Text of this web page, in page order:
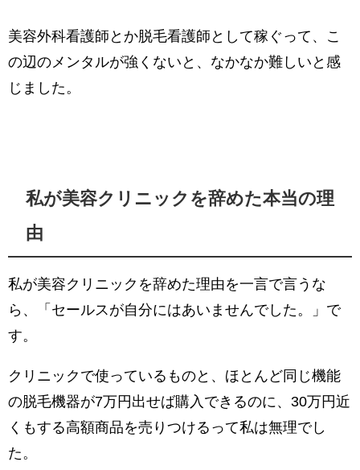
美容外科看護師とか脱毛看護師として稼ぐって、こ
の辺のメンタルが強くないと、なかなか難しいと感
じました。
私が美容クリニックを辞めた本当の理
由
私が美容クリニックを辞めた理由を一言で言うな
ら、「セールスが自分にはあいませんでした。」で
す。
クリニックで使っているものと、ほとんど同じ機能
の脱毛機器が7万円出せば購入できるのに、30万円近
くもする高額商品を売りつけるって私は無理でし
た。